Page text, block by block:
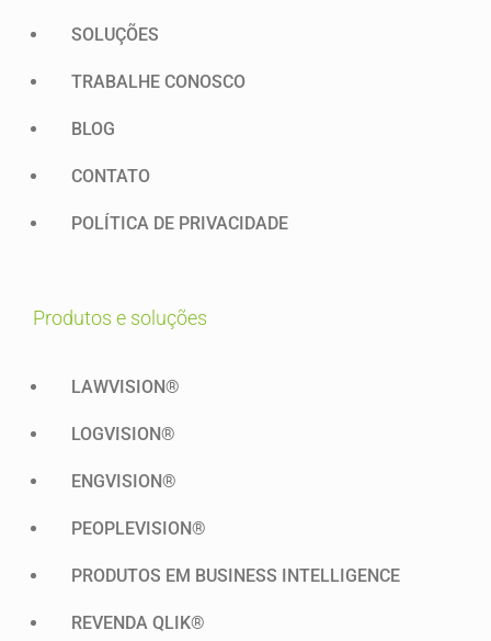
SOLUÇÕES
TRABALHE CONOSCO
BLOG
CONTATO
POLÍTICA DE PRIVACIDADE
produtos e soluções
LAWVISION®
LOGVISION®
ENGVISION®
PEOPLEVISION®
PRODUTOS EM BUSINESS INTELLIGENCE
REVENDA QLIK®